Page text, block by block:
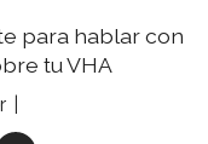
para hablar con
tu VHA